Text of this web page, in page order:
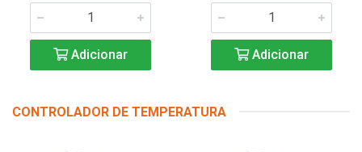
Adicionar Adicionar
CONTROLADOR DE TEMPERATURA